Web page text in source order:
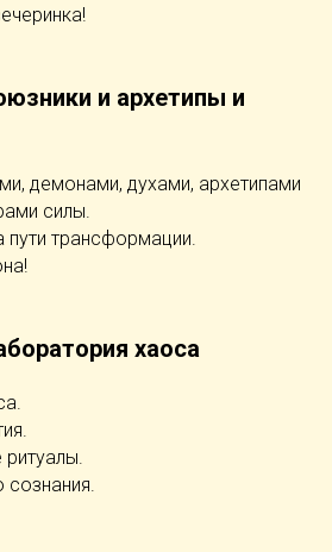
и архетипы и
демонами, духами, архетипами
силы.
трансформации.
хаоса
сознания.